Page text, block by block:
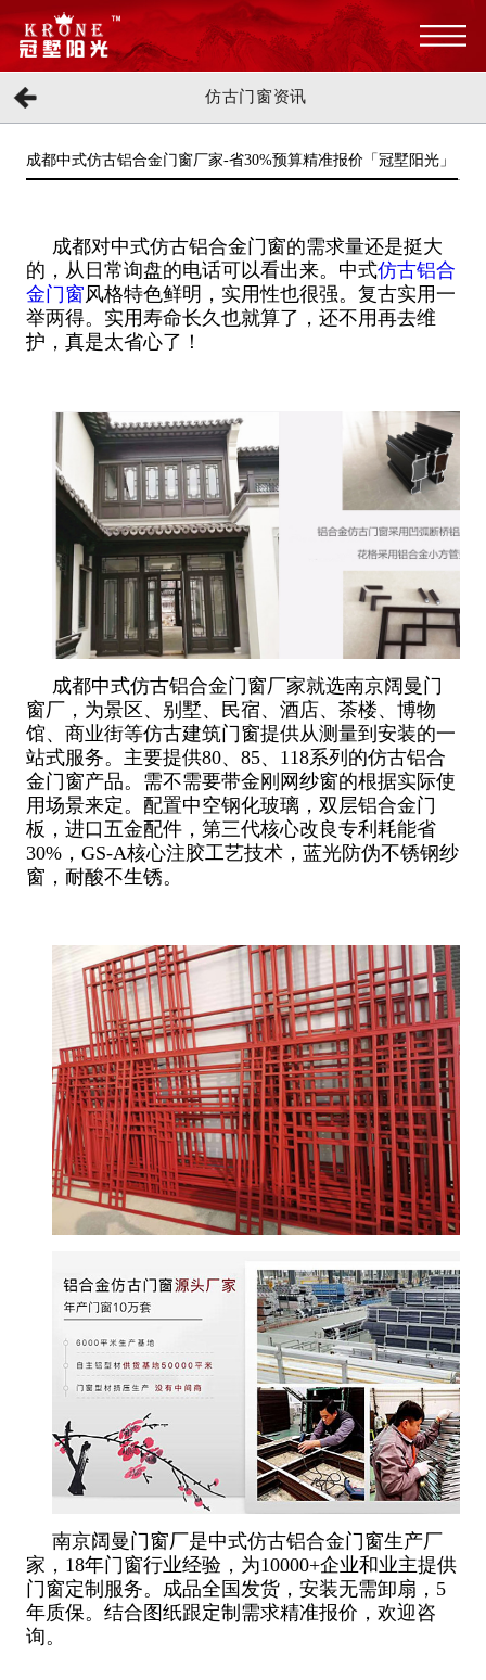
仿古门窗资讯
成都中式仿古铝合金门窗厂家-省30%预算精准报价「冠墅阳光」
成都对中式仿古铝合金门窗的需求量还是挺大
的，从日常询盘的电话可以看出来。中式仿古铝合
金门窗风格特色鲜明，实用性也很强。复古实用一
举两得。实用寿命长久也就算了，还不用再去维
护，真是太省心了！
成都中式仿古铝合金门窗厂家就选南京阔曼门
窗厂，为景区、别墅、民宿、酒店、茶楼、博物
馆、商业街等仿古建筑门窗提供从测量到安装的一
站式服务。主要提供80、85、118系列的仿古铝合
金门窗产品。需不需要带金刚网纱窗的根据实际使
用场景来定。配置中空钢化玻璃，双层铝合金门
板，进口五金配件，第三代核心改良专利耗能省
30%，GS-A核心注胶工艺技术，蓝光防伪不锈钢纱
窗，耐酸不生锈。
南京阔曼门窗厂是中式仿古铝合金门窗生产厂
家，18年门窗行业经验，为10000+企业和业主提供
门窗定制服务。成品全国发货，安装无需卸扇，5
年质保。结合图纸跟定制需求精准报价，欢迎咨
询。